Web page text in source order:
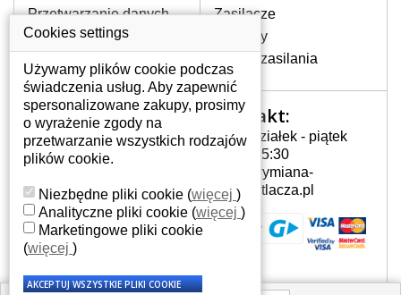
W JAKI SPOSÓB MOŻE SIĘ
PRZEJAWIAĆ USTERKA
Częstymi objawami są pomijanie liter
czy wyświetlanie innych liter oraz
dublowanie tych samych znaków. W
przypadku podlicia klawisze nie
powrócą do pierwotnej pozycji. Albo
też uszkodzenie mechaniczne, np.
JAK TO DZIAŁA?
Klawiatura składa się z kilku
warstw folii, z których przewodzą
przewodzące warstwy.
Przetwarzanie danych
osobowych
Gdzie nas znajdziesz
Zasilacze
Zawiasy
Złącza zasilania
Twoje konto
Twoje konto
Dane osobowe
Adresy
Historia zamówień
Kontakt:
Poniedziałek - piątek
7:00 - 15:30
info@wymiana-
wyswietlacza.pl
Cookies settings
Używamy plików cookie podczas
świadczenia usług. Aby zapewnić
spersonalizowane zakupy, prosimy
o wyrażenie zgody na
przetwarzanie wszystkich rodzajów
plików cookie.
Niezbędne pliki cookie (więcej )
Analityczne pliki cookie (więcej )
Marketingowe pliki cookie
(więcej )